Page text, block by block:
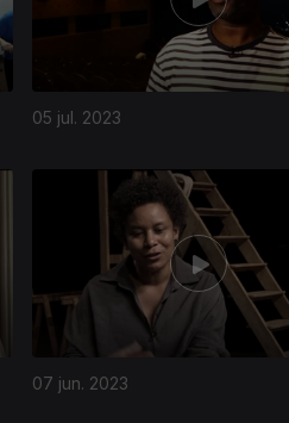
05 jul. 2023
07 jun. 2023